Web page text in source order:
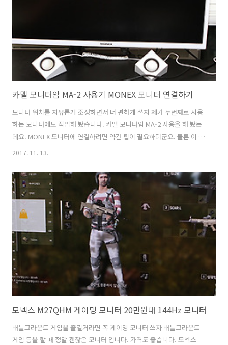
카멜 모니터암 MA-2 사용기 MONEX 모니터 연결하기
모니터 위치를 자유롭게 조정하면서 더 편하게 쓰자 제가 두번째로 사용
하는 모니터에도 작업해 봤습니다. 카멜 모니터암 MA-2 사용을 해 봤는
데요. MONEX 모니터에 연결하려면 약간 팁이 필요하더군요. 물론 이 제
품과 관련된게 아니라 모니터가 좀 특이해서 입니다. 카멜 모니터암 MA-
용하는 정도로는 문제는 없었습니다. 이것을 설치하면 편한 점 이라면 모
니터를 자유롭게 움직이고 고정할 수 있다는 점이죠. 더불어서 모니터 아
래부분에 공간을 좀 더 활용할 수 있다는 장점이 있습니다. 카멜 모니터
암 MA-2 사용기 MONEX 모니터 연결하기 DESK MOUNTS MA-2 입니
다. 박스에는 MA-2 스펙이 적혀 있습니다. 모니터는 15-27인..
2017. 11. 13.
모넥스 M27QHM 게이밍 모니터 20만원대 144Hz 모니터
배틀그라운드 게임을 즐길거라면 꼭 게이밍 모니터 쓰자 배틀그라운드
게임 등을 할 때 정말 괜찮은 모니터 입니다. 가격도 좋습니다. 모넥스